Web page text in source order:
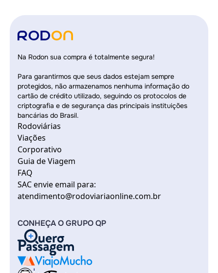
Na Rodon sua compra é totalmente segura!
Para garantirmos que seus dados estejam sempre
protegidos, não armazenamos nenhuma informação do
cartão de crédito utilizado, seguindo os protocolos de
criptografia e de segurança das principais instituições
bancárias do Brasil.
Rodoviárias
Viações
Corporativo
Guia de Viagem
FAQ
SAC envie email para:
atendimento@rodoviariaonline.com.br
CONHEÇA O GRUPO QP